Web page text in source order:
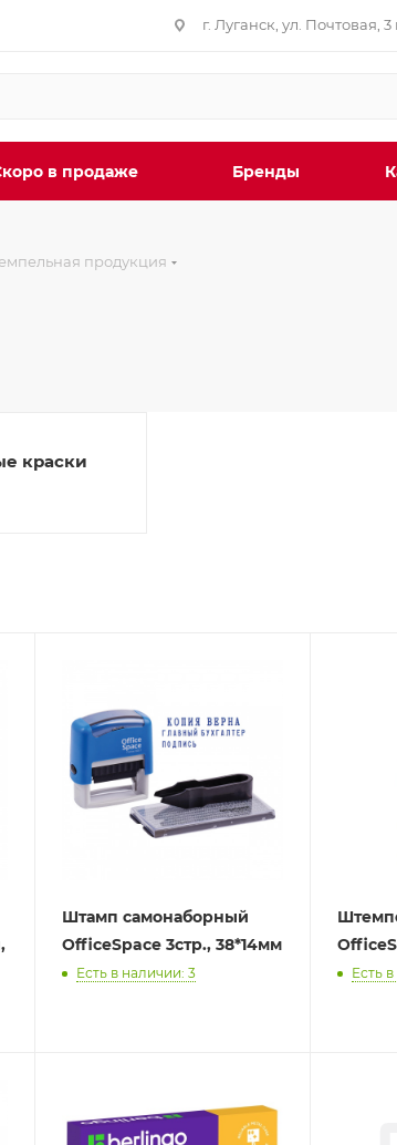
г. Луганск, ул. Почтовая, 3
в продаже Бренды
продукция
краски
Штамп самонаборный
OfficeSpace 3стр., 38*14мм
Есть в наличии: 3 Есть